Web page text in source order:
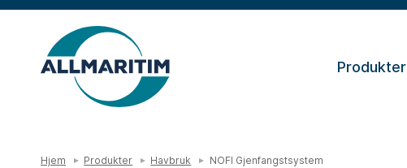
Produkter
Hjem Produkter Havbruk NOFI Gjenfangstsystem